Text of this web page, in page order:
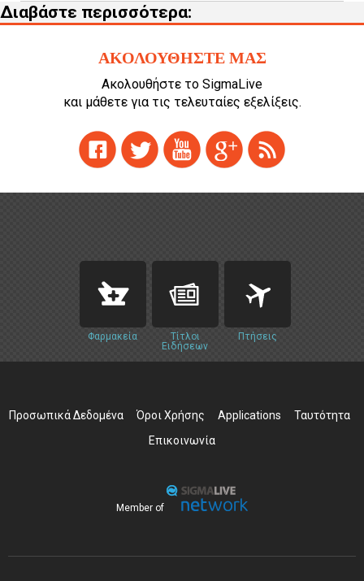
Διαβάστε περισσότερα:
ΑΚΟΛΟΥΘΗΣΤΕ ΜΑΣ
Ακολουθήστε το SigmaLive
και μάθετε για τις τελευταίες εξελίξεις.
Φαρμακεία
Τίτλοι
Ειδήσεων
Πτήσεις
Προσωπικά Δεδομένα Όροι Χρήσης Applications
Ταυτότητα
Επικοινωνία
Member of